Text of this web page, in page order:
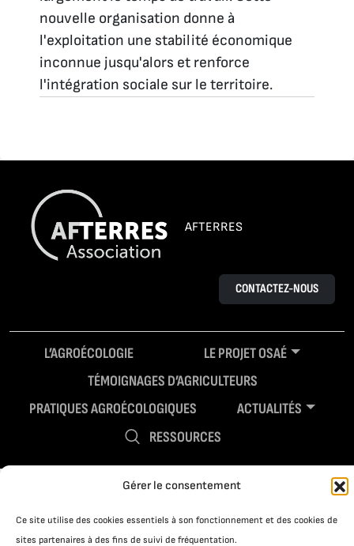
Gérer le consentement
Ce site utilise des cookies essentiels à son fonctionnement et des cookies de
sites partenaires à des fins de suivi de fréquentation.
nouvelle organisation donne à
l'exploitation une stabilité économique
inconnue jusqu'alors et renforce
l'intégration sociale sur le territoire.
AFTERRES
CONTACTEZ-NOUS
L’AGROÉCOLOGIE
LE PROJET OSAÉ
TÉMOIGNAGES D’AGRICULTEURS
PRATIQUES AGROÉCOLOGIQUES
ACTUALITÉS
RESSOURCES